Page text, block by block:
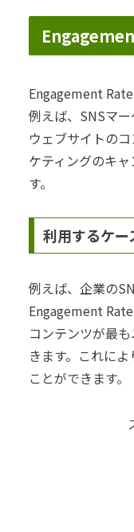
Engagement
例えば、SNSマー
ウェブサイトの
ケティングのキ
す。
利用するケー
例えば、企業の
Engagement
コンテンツが最
きます。これに
ことができます。